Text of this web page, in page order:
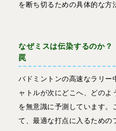
を断ち切るための具体的な方
なぜミスは伝染するのか？
罠
バドミントンの高速なラリー
ャトルが次にどこへ、どのよ
を無意識に予測しています。
て、最適な打点に入るための